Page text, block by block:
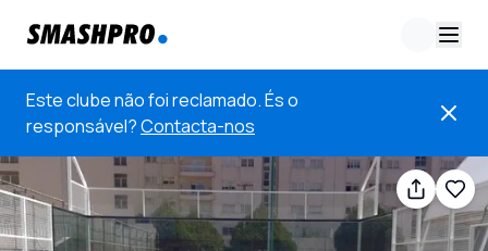
Este clube não foi reclamado. És o
responsável?Contacta-nos